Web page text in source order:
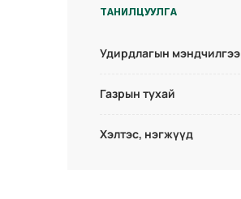
ТАНИЛЦУУЛГА
Удирдлагын мэндчилгээ
Газрын тухай
Хэлтэс, нэгжүүд